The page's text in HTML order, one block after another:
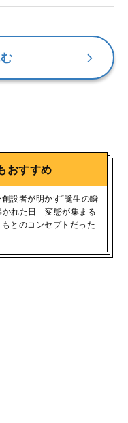
おすすめ
設者が明かす“誕生の瞬
かれた日「変態が集まる
とのコンセプトだった